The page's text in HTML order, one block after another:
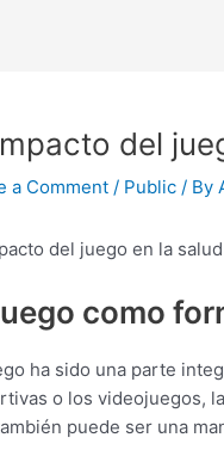
del
a Comment / Public / By
del juego en la
como
ha sido una parte
o los videojuegos,
puede ser una